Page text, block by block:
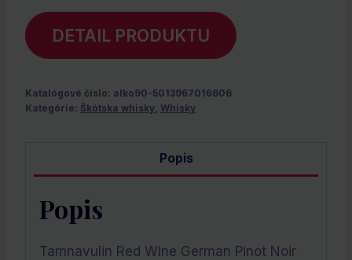
DETAIL PRODUKTU
Katalógové číslo: alko90-5013967016606
Kategórie: Škótska whisky, Whisky
Popis
Popis
Tamnavulin Red Wine German Pinot Noir